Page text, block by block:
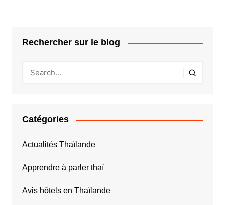
Rechercher sur le blog
Catégories
Actualités Thaïlande
Apprendre à parler thaï
Avis hôtels en Thaïlande